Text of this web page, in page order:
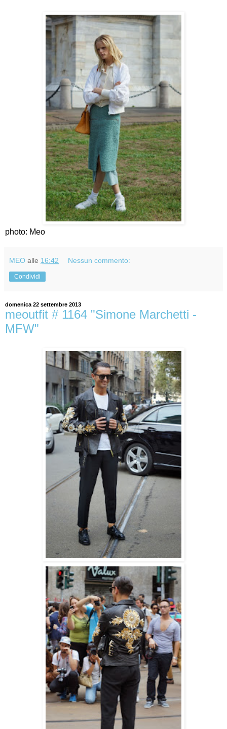
photo: Meo
MEO alle 16:42 Nessun commento:
Condividi
domenica 22 settembre 2013
meoutfit # 1164 "Simone Marchetti -
MFW"